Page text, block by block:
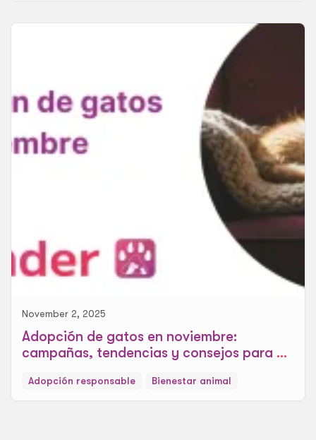
November 2, 2025
Adopción de gatos en noviembre:
campañas, tendencias y consejos para un
Adopción responsable Bienestar animal